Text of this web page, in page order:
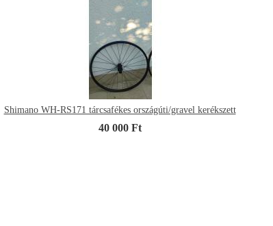
Shimano WH-RS171 tárcsafékes országúti/gravel kerékszett
40 000 Ft